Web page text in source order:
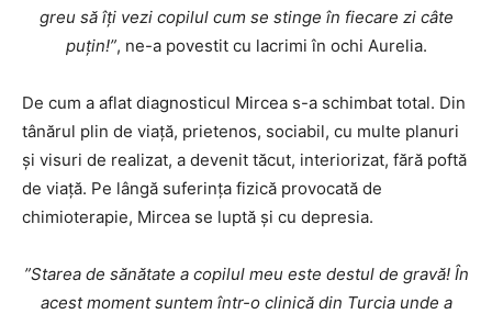
greu să îți vezi copilul cum se stinge în fiecare zi câte
puțin!”, ne-a povestit cu lacrimi în ochi Aurelia.
De cum a aflat diagnosticul Mircea s-a schimbat total. Din
tânărul plin de viață, prietenos, sociabil, cu multe planuri
și visuri de realizat, a devenit tăcut, interiorizat, fără poftă
de viață. Pe lângă suferința fizică provocată de
chimioterapie, Mircea se luptă și cu depresia.
”Starea de sănătate a copilul meu este destul de gravă! În
acest moment suntem într-o clinică din Turcia unde a